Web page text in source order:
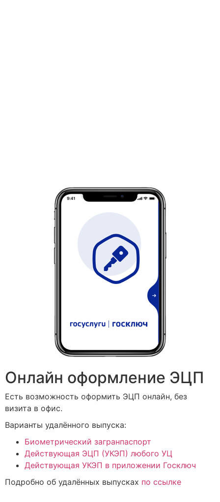
Онлайн оформление ЭЦП
Есть возможность оформить ЭЦП онлайн, без
визита в офис.
Варианты удалённого выпуска:
Биометрический загранпаспорт
Действующая ЭЦП (УКЭП) любого УЦ
Действующая УКЭП в приложении Госключ
Подробно об удалённых выпусках по ссылке